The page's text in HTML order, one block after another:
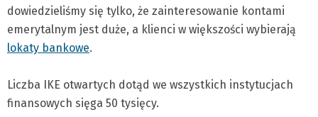
dowiedzieliśmy się tylko, że zainteresowanie kontami
emerytalnym jest duże, a klienci w większości wybierają
lokaty bankowe.
Liczba IKE otwartych dotąd we wszystkich instytucjach
finansowych sięga 50 tysięcy.